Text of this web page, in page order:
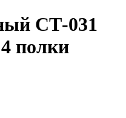
СТ-031
полки